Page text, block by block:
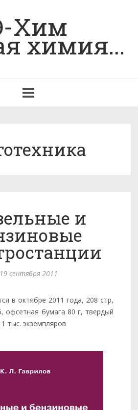
Хим
химия...
navigation
и
19 сентября 2011
в октябре 2011 года, 208 стр,
офсетная бумага 80 г, твердый
тыс. экземпляров